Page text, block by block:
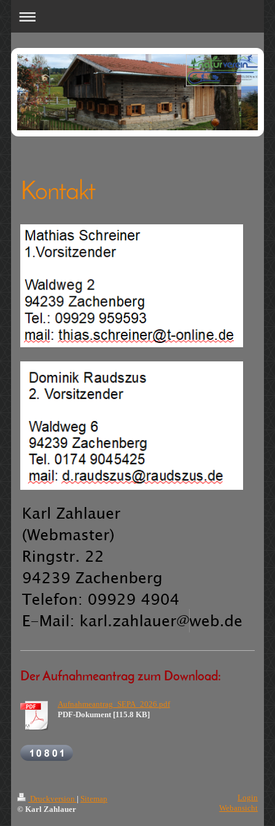
Kontakt
Der Aufnahmeantrag zum Download:
Aufnahmeantrag_SEPA_2026.pdf
PDF-Dokument [115.8 KB]
Druckversion
Sitemap
© Karl Zahlauer
Login
Webansicht